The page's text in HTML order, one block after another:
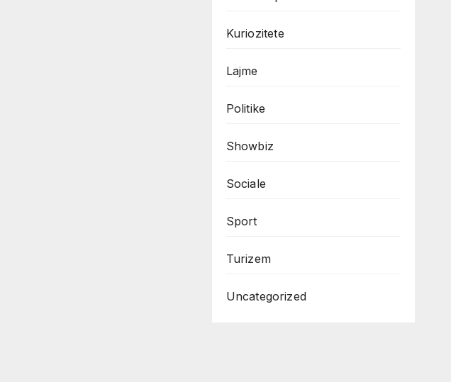
Kuriozitete
Lajme
Politike
Showbiz
Sociale
Sport
Turizem
Uncategorized